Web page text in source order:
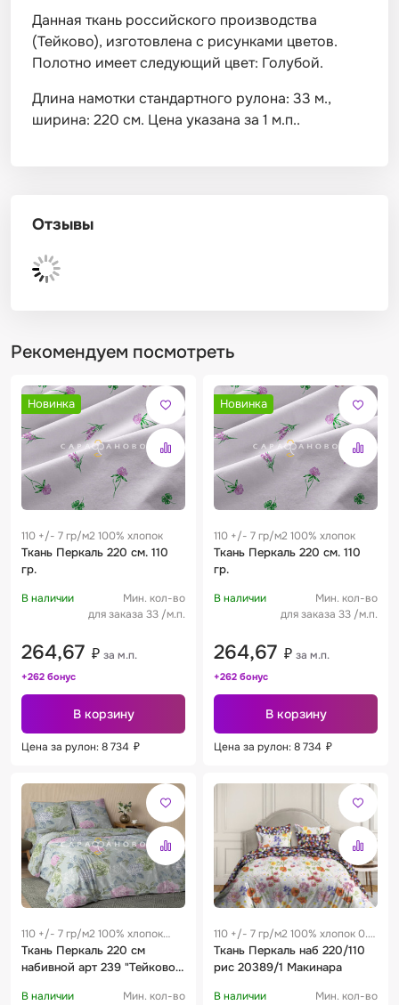
Данная ткань российского производства
(Тейково), изготовлена с рисунками цветов.
Полотно имеет следующий цвет: Голубой.
Длина намотки стандартного рулона: 33 м.,
ширина: 220 см. Цена указана за 1 м.п..
Отзывы
Рекомендуем посмотреть
Новинка
110 +/- 7 гр/м2 100% хлопок
Ткань Перкаль 220 см. 110
гр.
В наличии
Мин. кол-во
для заказа 33 /м.п.
264,67 ₽ за м.п.
+262 бонус
В корзину
Цена за рулон: 8 734 ₽
Новинка
110 +/- 7 гр/м2 100% хлопок
Ткань Перкаль 220 см. 110
гр.
В наличии
Мин. кол-во
для заказа 33 /м.п.
264,67 ₽ за м.п.
+262 бонус
В корзину
Цена за рулон: 8 734 ₽
110 +/- 7 гр/м2 100% хлопок
0.25 м
Ткань Перкаль 220 см
набивной арт 239 "Тейково"
нежность"
В наличии Мин. кол-во
110 +/- 7 гр/м2 100% хлопок 0.3
м
Ткань Перкаль наб 220/110
рис 20389/1 Макинара
В наличии Мин. кол-во